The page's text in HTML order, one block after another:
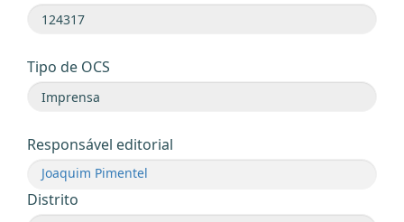
Tipo de OCS
Responsável editorial
Joaquim Pimentel
Distrito